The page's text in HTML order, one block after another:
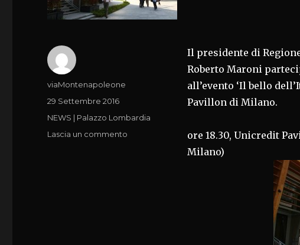
Il presidente di
Roberto Maroni
all’evento ‘Il bello
Pavillon di Milano.
ore 18.30, Unicredit
Milano)
Autore
viaMontenapoleone
Pubblicato
29 Settembre 2016
Categorie
NEWS | Palazzo Lombardia
Lascia un commento